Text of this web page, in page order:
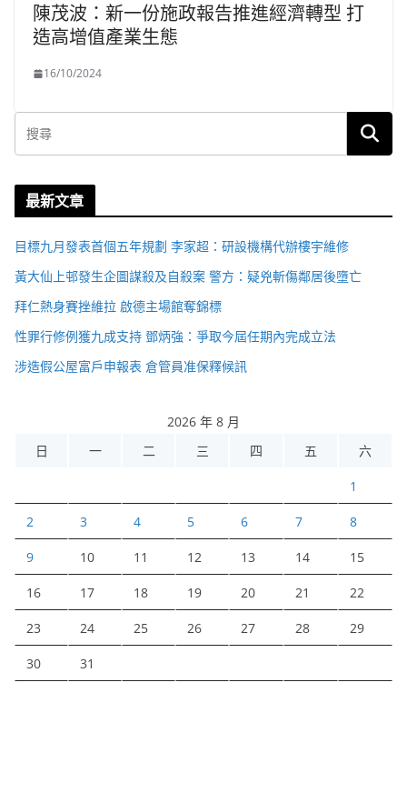
陳茂波：新一份施政報告推進經濟轉型 打
造高增值產業生態
16/10/2024
最新文章
目標九月發表首個五年規劃 李家超：研設機構代辦樓宇維修
黃大仙上邨發生企圖謀殺及自殺案 警方：疑兇斬傷鄰居後墮亡
拜仁熱身賽挫維拉 啟德主場館奪錦標
性罪行修例獲九成支持 鄧炳強：爭取今屆任期內完成立法
涉造假公屋富戶申報表 倉管員准保釋候訊
2026 年 8 月
日
一 二 三 四 五 六
1
2 3 4 5 6 7 8
9 10 11 12 13 14 15
16 17 18 19 20 21 22
23 24 25 26 27 28 29
30 31